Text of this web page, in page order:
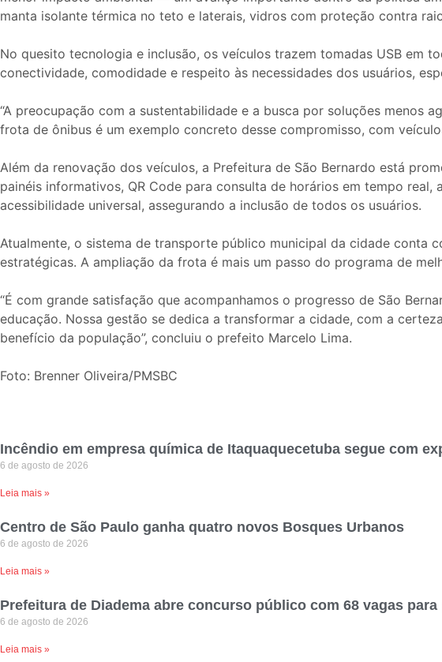
manta isolante térmica no teto e laterais, vidros com proteção contra
No quesito tecnologia e inclusão, os veículos trazem tomadas USB em
conectividade, comodidade e respeito às necessidades dos usuários,
“A preocupação com a sustentabilidade e a busca por soluções menos
frota de ônibus é um exemplo concreto desse compromisso, com
Além da renovação dos veículos, a Prefeitura de São Bernardo está
painéis informativos, QR Code para consulta de horários em tempo
acessibilidade universal, assegurando a inclusão de todos os usuários.
Atualmente, o sistema de transporte público municipal da cidade conta
estratégicas. A ampliação da frota é mais um passo do programa de
“É com grande satisfação que acompanhamos o progresso de São
educação. Nossa gestão se dedica a transformar a cidade, com a
benefício da população”, concluiu o prefeito Marcelo Lima.
Foto: Brenner Oliveira/PMSBC
Incêndio em empresa química de Itaquaquecetuba segue com
6 de agosto de 2026
Leia mais »
Centro de São Paulo ganha quatro novos Bosques Urbanos
6 de agosto de 2026
Leia mais »
Prefeitura de Diadema abre concurso público com 68 vagas
6 de agosto de 2026
Leia mais »